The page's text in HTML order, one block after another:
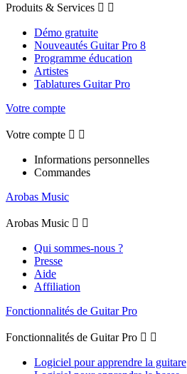
Produits & Services  
Démo gratuite
Nouveautés Guitar Pro 8
Programme éducation
Artistes
Tablatures Guitar Pro
Votre compte
Votre compte  
Informations personnelles
Commandes
Arobas Music
Arobas Music  
Qui sommes-nous ?
Presse
Aide
Affiliation
Fonctionnalités de Guitar Pro
Fonctionnalités de Guitar Pro  
Logiciel pour apprendre la guitare